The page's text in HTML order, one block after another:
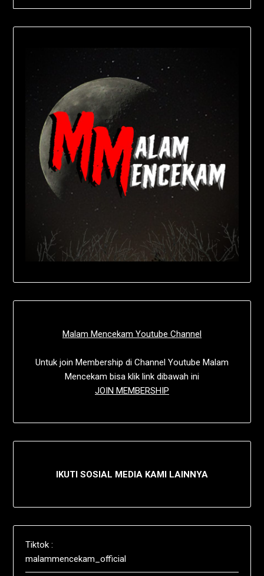
Malam Mencekam Youtube Channel
Untuk join Membership di Channel Youtube Malam
Mencekam bisa klik link dibawah ini
JOIN MEMBERSHIP
IKUTI SOSIAL MEDIA KAMI LAINNYA
Tiktok :
malammencekam_official